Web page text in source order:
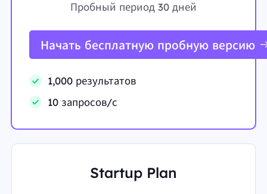
Пробный период 30 дней
Начать бесплатную пробную версию
1,000 результатов
10 запросов/с
Startup Plan